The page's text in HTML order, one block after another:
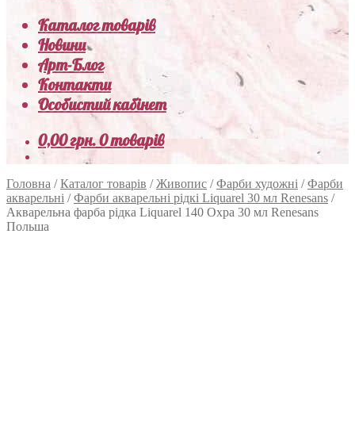
Каталог товарів
Новини
Арт-Блог
Контакти
Особистий кабінет
0,00грн.0 товарів
Головна /Каталог товарів /Живопис /Фарби художні /Фарби
акварельні /Фарби акварельні рідкі Liquarel 30 мл Renesans /
Акварельна фарба рідка Liquarel 140 Охра 30 мл Renesans
Польша